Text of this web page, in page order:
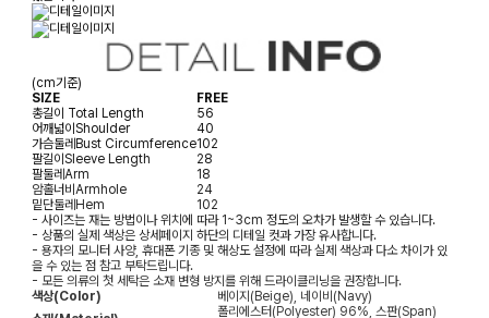
(cm기준)
SIZE
FREE
총길이 Total Length
56
어깨넓이Shoulder
40
가슴둘레Bust Circumference102
팔길이Sleeve Length
28
팔둘레Arm
18
암홀너비Armhole
24
밑단둘레Hem
102
- 사이즈는 재는 방법이나 위치에 따라 1~3cm 정도의 오차가 발생할 수 있습니다.
- 상품의 실제 색상은 상세페이지 하단의 디테일 컷과 가장 유사합니다.
- 용자의 모니터 사양, 휴대폰 기종 및 해상도 설정에 따라 실제 색상과 다소 차이가 있
을 수 있는 점 참고 부탁드립니다.
- 모든 의류의 첫 세탁은 소재 변형 방지를 위해 드라이클리닝을 권장합니다.
색상(Color)
베이지(Beige), 네이비(Navy)
폴리에스터(Polyester) 96%, 스판(Span)